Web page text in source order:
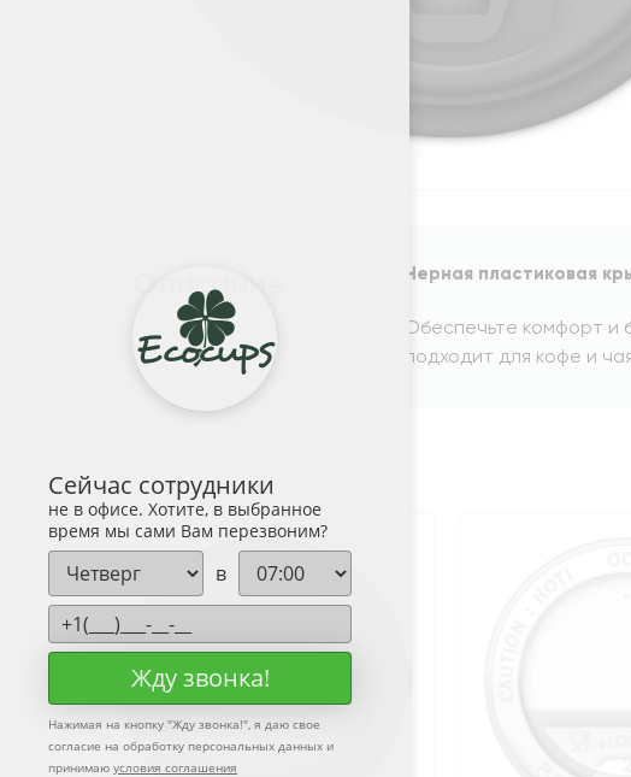
Описание Черная пластиковая
Обеспечьте комфорт и
подходит для кофе и
Сейчас сотрудники
не в офисе. Хотите, в выбранное
время мы сами Вам перезвоним?
в
Жду звонка!
Нажимая на кнопку "Жду звонка!", я даю свое
согласие на обработку персональных данных и
принимаю условия соглашения